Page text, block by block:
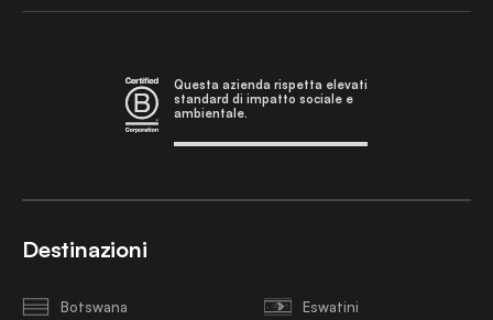
Questa azienda rispetta elevati
standard di impatto sociale e
ambientale.
Destinazioni
Botswana Eswatini